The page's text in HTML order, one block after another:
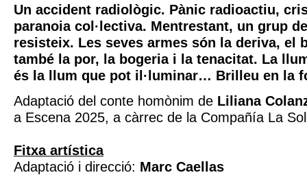
Un accident radiològic. Pànic radioactiu,
paranoia col·lectiva. Mentrestant, un grup
resisteix. Les seves armes són la deriva, el
també la por, la bogeria i la tenacitat. La
és la llum que pot il·luminar… Brilleu en la
Adaptació del conte homònim de Liliana
a Escena 2025, a càrrec de la Compañía La
Fitxa artística
Adaptació i direcció: Marc Caellas